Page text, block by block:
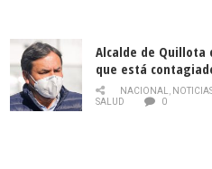
Alcalde de Quillota
que está
COVID-19
NACIONAL,
SALUD
0